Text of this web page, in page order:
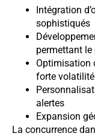
Intégration
sophistiqués
permettant le
Optimisation
forte volatilité
alertes
Expansion
La concurrence